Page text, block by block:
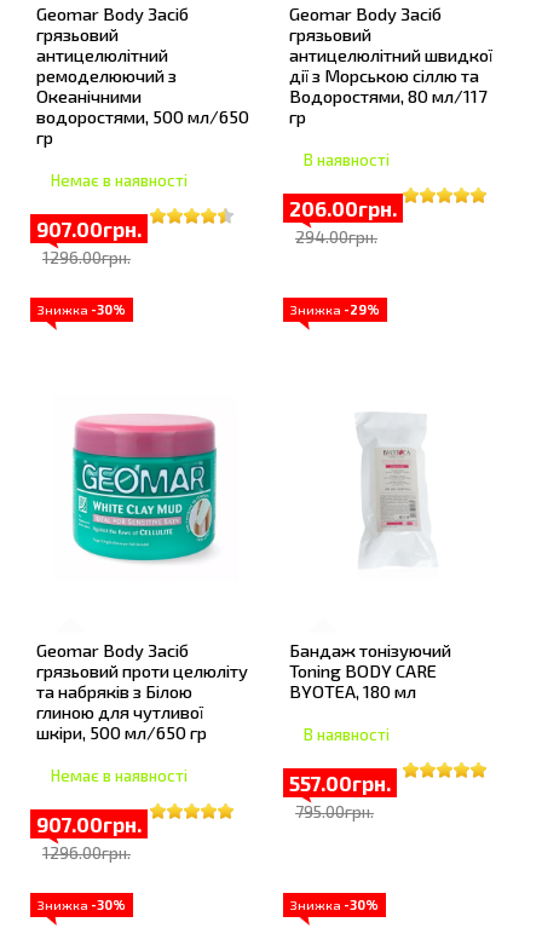
Geomar Body Засіб
грязьовий
антицелюлітний
ремоделюючий з
Океанічними
водоростями, 500 мл/650
гр
Немає в наявності
907.00грн.
1296.00грн.
Geomar Body Засіб
грязьовий
антицелюлітний швидкої
дії з Морською сіллю та
Водоростями, 80 мл/117
гр
В наявності
206.00грн.
294.00грн.
Знижка -30%
Geomar Body Засіб
грязьовий проти целюліту
та набряків з Білою
глиною для чутливої
шкіри, 500 мл/650 гр
Немає в наявності
907.00грн.
1296.00грн.
Знижка -29%
Бандаж тонізуючий
Toning BODY CARE
BYOTEA, 180 мл
В наявності
557.00грн.
795.00грн.
Знижка -30% Знижка -30%